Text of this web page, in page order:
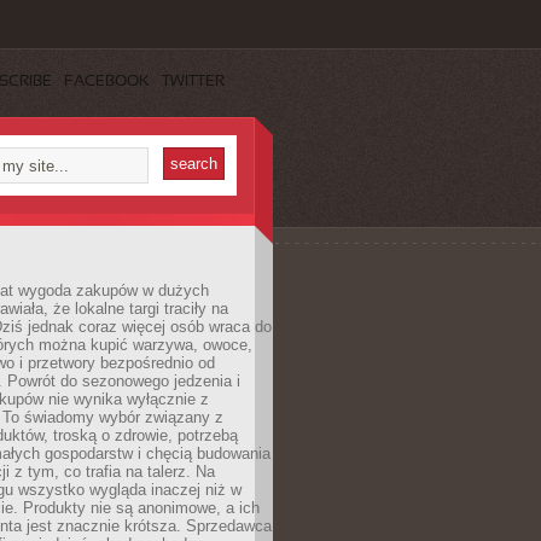
FACEBOOK TWITTER
wygoda zakupów w dużych
że lokalne targi traciły na
jednak coraz więcej osób wraca do
można kupić warzywa, owoce,
i przetwory bezpośrednio od
Powrót do sezonowego jedzenia i
nie wynika wyłącznie z
świadomy wybór związany z
troską o zdrowie, potrzebą
gospodarstw i chęcią budowania
z tym, co trafia na talerz. Na
wszystko wygląda inaczej niż w
Produkty nie są anonimowe, a ich
jest znacznie krótsza. Sprzedawca